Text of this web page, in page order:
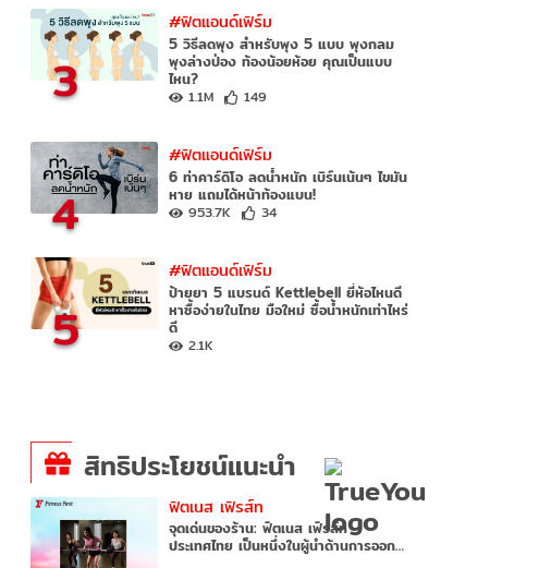
3
#ฟิตแอนด์เฟิร์ม
5 วิธีลดพุง สำหรับพุง 5 แบบ พุงกลม
พุงล่างป่อง ท้องน้อยห้อย คุณเป็นแบบ
ไหน?
1.1M 149
4
#ฟิตแอนด์เฟิร์ม
6 ท่าคาร์ดิโอ ลดน้ำหนัก เบิร์นเน้นๆ ไขมัน
หาย แถมได้หน้าท้องแบน!
953.7K 34
5
#ฟิตแอนด์เฟิร์ม
ป้ายยา 5 แบรนด์ Kettlebell ยี่ห้อไหนดี
หาซื้อง่ายในไทย มือใหม่ ซื้อน้ำหนักเท่าไหร่
ดี
2.1K
สิทธิประโยชน์แนะนำ
ฟิตเนส เฟิรส์ท
จุดเด่นของร้าน: ฟิตเนส เฟิรส์ท
ประเทศไทย เป็นหนึ่งในผู้นำด้านการออก…